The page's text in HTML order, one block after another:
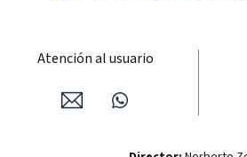
Atención al usuario